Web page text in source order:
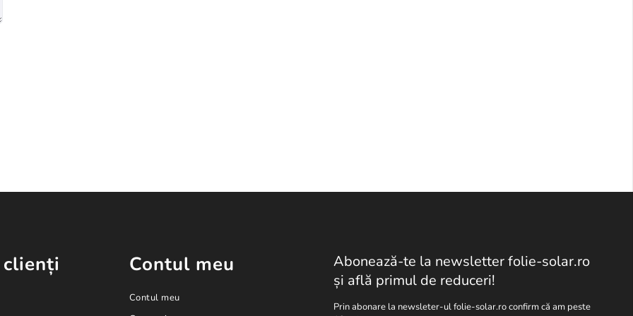
Contul meu
Contul meu
Abonează-te la newsletter folie-solar.ro
și află primul de reduceri!
Prin abonare la newsleter-ul folie-solar.ro confirm că am peste